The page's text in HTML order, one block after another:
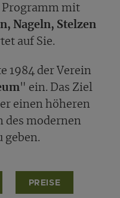
Programm mit
Nageln, Stelzen
auf Sie.
1984 der Verein
" ein. Das Ziel
einen höheren
des modernen
geben.
PREISE